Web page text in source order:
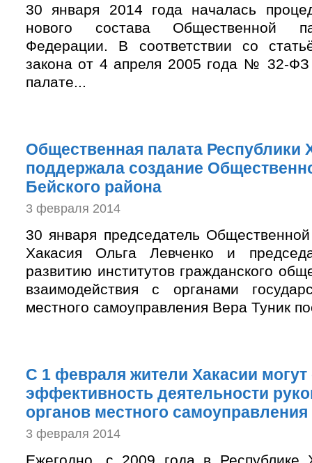
30 января 2014 года началась
нового состава Общественной
Федерации. В соответствии со
закона от 4 апреля 2005 года № 32-
палате...
Общественная палата Республики
поддержала создание
Бейского района
3 февраля 2014
30 января председатель
Хакасия Ольга Левченко и
развитию институтов гражданского
взаимодействия с органами
местного самоуправления Вера Туник
С 1 февраля жители Хакасии могут
эффективность деятельности
органов местного самоуправления
3 февраля 2014
Ежегодно, с 2009 года в Республике